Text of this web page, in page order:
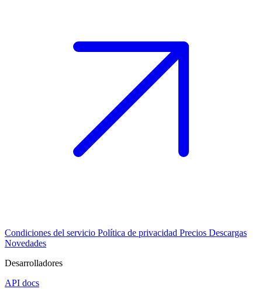
Condiciones del servicio Política de privacidad Precios Descargas
Novedades
Desarrolladores
API docs